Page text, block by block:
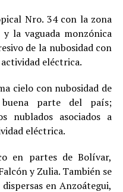
Nro. 34 con la zona
la vaguada monzónica
de la nubosidad con
eléctrica.
cielo con nubosidad de
parte del país;
nublados asociados a
eléctrica.
en partes de Bolívar,
y Zulia. También se
en Anzoátegui,